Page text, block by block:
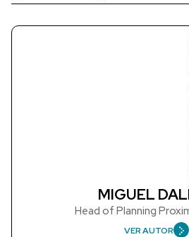
MIGUEL
Head of Planning
VER AUTOR